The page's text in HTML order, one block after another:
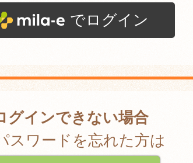
でログイン
グインできない場合
スワードを忘れた方は